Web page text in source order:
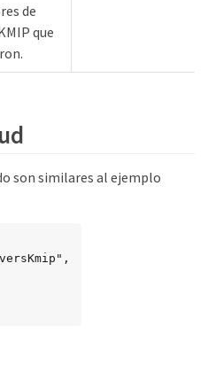
de
que
son similares al ejemplo